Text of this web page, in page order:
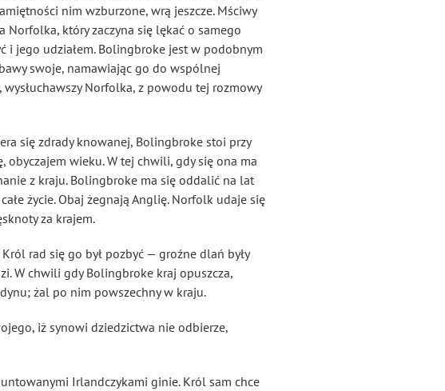
nim wzburzone, wrą jeszcze. Mściwy
który zaczyna się lękać o samego
i jego udziałem. Bolingbroke jest w podobnym
swoje, namawiając go do wspólnej
Norfolka, z powodu tej rozmowy
się zdrady knowanej, Bolingbroke stoi przy
wieku. W tej chwili, gdy się ona ma
z kraju. Bolingbroke ma się oddalić na lat
życie. Obaj żegnają Anglię. Norfolk udaje się
za krajem.
rad się go był pozbyć — groźne dlań były
W chwili gdy Bolingbroke kraj opuszcza,
żal po nim powszechny w kraju.
iż synowi dziedzictwa nie odbierze,
Irlandczykami ginie. Król sam chce